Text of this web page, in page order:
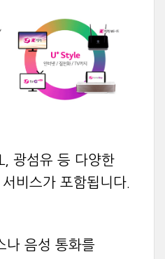
광섬유 등 다양한
비스가 포함됩니다.
음성 통화를